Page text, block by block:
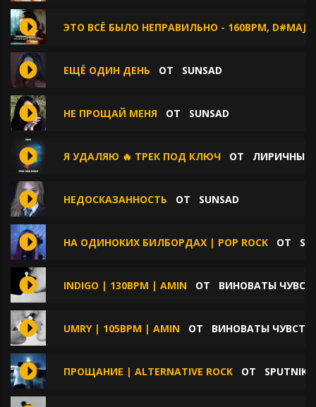
ЭТО ВСЁ БЫЛО НЕПРАВИЛЬНО - 160BPM,
ЕЩЁ ОДИН ДЕНЬ ОТ SUNSAD
НЕ ПРОЩАЙ МЕНЯ ОТ SUNSAD
Я УДАЛЯЮ 🔥 ТРЕК ПОД КЛЮЧ ОТ ЛИРИЧНЫЕ
НЕДОСКАЗАННОСТЬ ОТ SUNSAD
НА ОДИНОКИХ БИЛБОРДАХ | POP ROCK ОТ
INDIGO | 130BPM | AMIN ОТ ВИНОВАТЫ
UMRY | 105BPM | AMIN ОТ ВИНОВАТЫ
ПРОЩАНИЕ | ALTERNATIVE ROCK ОТ SPUTNIK